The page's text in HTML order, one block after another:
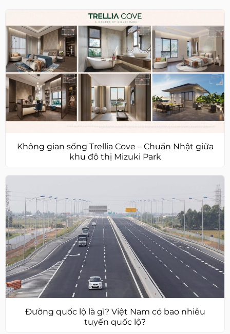
Không gian sống Trellia Cove – Chuẩn Nhật giữa
khu đô thị Mizuki Park
Đường quốc lộ là gì? Việt Nam có bao nhiêu
tuyến quốc lộ?